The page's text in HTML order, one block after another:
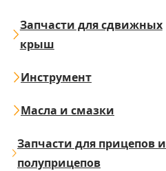
Запчасти для сдвижных
крыш
Инструмент
Масла и смазки
Запчасти для прицепов и
полуприцепов